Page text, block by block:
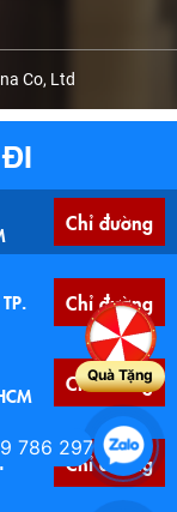
Co, Ltd
Chỉ đường
Chỉ đường
Chỉ đường
Chỉ đường
Quà Tặng
786 297